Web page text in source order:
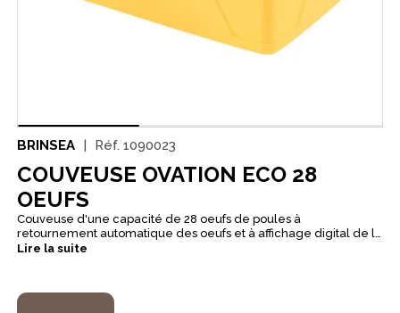
BRINSEA Réf. 1090023
COUVEUSE OVATION ECO 28
OEUFS
Couveuse d'une capacité de 28 oeufs de poules à
retournement automatique des oeufs et à affichage digital de la
température. Son couvercle entièrement transparent offre une
Avantages : Réglage digital de la température. Retournement
des oeufs fiable et efficace. Retournement des oeufs
Lire la suite